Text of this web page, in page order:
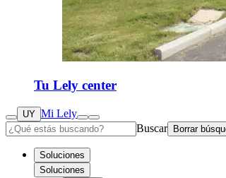
Tu Lely center
UY Mi Lely
Buscar
Borrar
Soluciones
Soluciones